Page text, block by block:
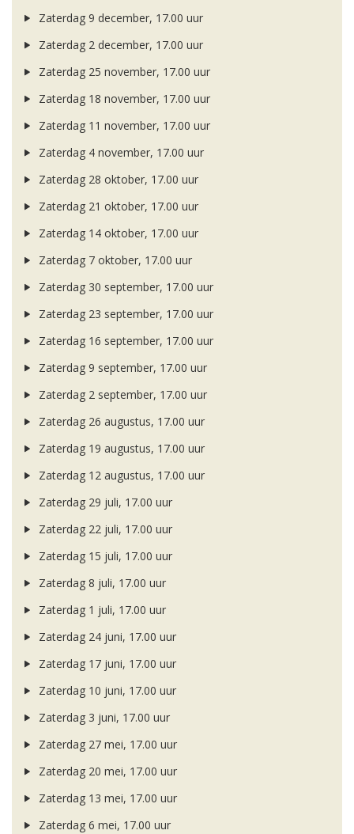
Zaterdag 9 december, 17.00 uur
Zaterdag 2 december, 17.00 uur
Zaterdag 25 november, 17.00 uur
Zaterdag 18 november, 17.00 uur
Zaterdag 11 november, 17.00 uur
Zaterdag 4 november, 17.00 uur
Zaterdag 28 oktober, 17.00 uur
Zaterdag 21 oktober, 17.00 uur
Zaterdag 14 oktober, 17.00 uur
Zaterdag 7 oktober, 17.00 uur
Zaterdag 30 september, 17.00 uur
Zaterdag 23 september, 17.00 uur
Zaterdag 16 september, 17.00 uur
Zaterdag 9 september, 17.00 uur
Zaterdag 2 september, 17.00 uur
Zaterdag 26 augustus, 17.00 uur
Zaterdag 19 augustus, 17.00 uur
Zaterdag 12 augustus, 17.00 uur
Zaterdag 29 juli, 17.00 uur
Zaterdag 22 juli, 17.00 uur
Zaterdag 15 juli, 17.00 uur
Zaterdag 8 juli, 17.00 uur
Zaterdag 1 juli, 17.00 uur
Zaterdag 24 juni, 17.00 uur
Zaterdag 17 juni, 17.00 uur
Zaterdag 10 juni, 17.00 uur
Zaterdag 3 juni, 17.00 uur
Zaterdag 27 mei, 17.00 uur
Zaterdag 20 mei, 17.00 uur
Zaterdag 13 mei, 17.00 uur
Zaterdag 6 mei, 17.00 uur